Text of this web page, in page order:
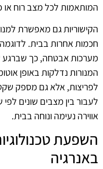
המותאמות לכל מצב רוח או
הקישוריות גם מאפשרת
חכמות אחרות בבית.
מערכות אבטחה, כך שברגע
המנורות נדלקות באופן
לפריצות, אלא גם מספק שקט
לעבור בין מצבים שונים
אווירה נעימה ונוחה בבית.
השפעת
באנרגיה